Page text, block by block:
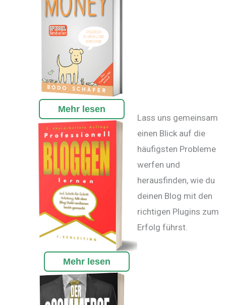
Mehr lesen
Mehr lesen
Lass uns gemeinsam
einen Blick auf die
häufigsten Probleme
werfen und
herausfinden, wie du
deinen Blog mit den
richtigen Plugins zum
Erfolg führst.